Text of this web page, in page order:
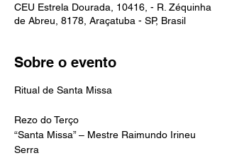
CEU Estrela Dourada, 10416, - R. Zéquinha
de Abreu, 8178, Araçatuba - SP, Brasil
Sobre o evento
Ritual de Santa Missa
Rezo do Terço
“Santa Missa” – Mestre Raimundo Irineu
Serra